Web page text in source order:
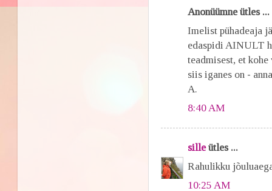
Anonüümne ütles ...
Imelist pühadeaja
edaspidi AINULT
teadmisest, et
siis iganes on -
A.
8:40 AM
silleütles ...
Rahulikku
10:25 AM